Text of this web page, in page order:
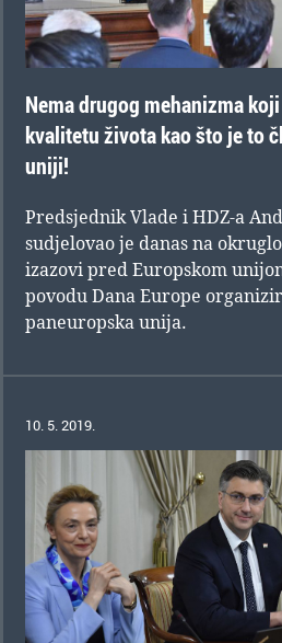
Nema drugog mehanizma
kvalitetu života kao što je to
uniji!
Predsjednik Vlade i HDZ-a
sudjelovao je danas na
izazovi pred Europskom
povodu Dana Europe
paneuropska unija.
10. 5. 2019.